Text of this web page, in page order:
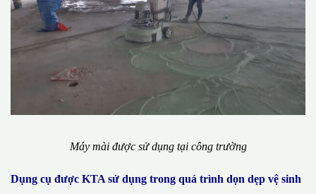
Máy mài được sử dụng tại công trường
Dụng cụ được KTA sử dụng trong quá trình dọn dẹp vệ sinh